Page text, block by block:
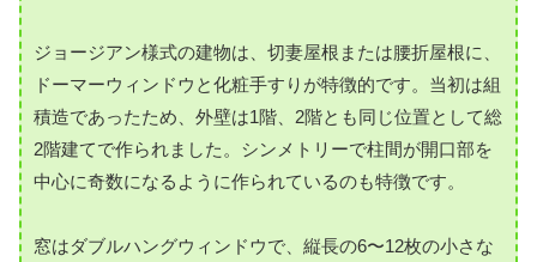
ジョージアン様式の建物は、切妻屋根または腰折屋根に、
ドーマーウィンドウと化粧手すりが特徴的です。当初は組
積造であったため、外壁は1階、2階とも同じ位置として総
2階建てで作られました。シンメトリーで柱間が開口部を
中心に奇数になるように作られているのも特徴です。
窓はダブルハングウィンドウで、縦長の6〜12枚の小さな